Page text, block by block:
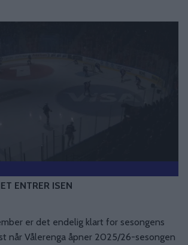
ENTRER ISEN
er det endelig klart for sesongens
når Vålerenga åpner 2025/26-sesongen